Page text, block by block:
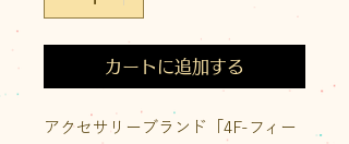
カートに追加する
アクセサリーブランド「4F-フィー